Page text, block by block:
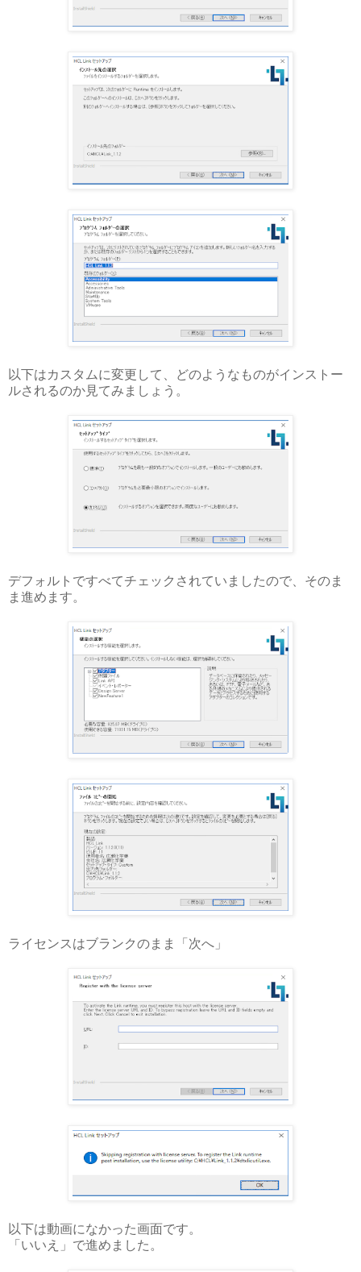
以下はカスタムに変更して、どのようなものがインストー
ルされるのか見てみましょう。
デフォルトですべてチェックされていましたので、そのま
ま進めます。
ライセンスはブランクのまま「次へ」
以下は動画になかった画面です。
「いいえ」で進めました。